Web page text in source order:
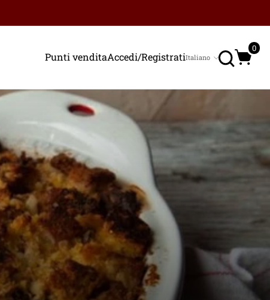
Punti venditaAccedi/Registrati
Lingua
Italiano
0